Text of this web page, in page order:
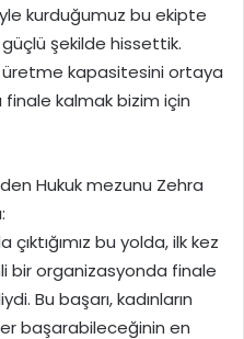
kurduğumuz bu ekipte
şekilde hissettik.
üretme kapasitesini ortaya
kalmak bizim için
Hukuk mezunu Zehra
bu yolda, ilk kez
bir organizasyonda finale
Bu başarı, kadınların
başarabileceğinin en